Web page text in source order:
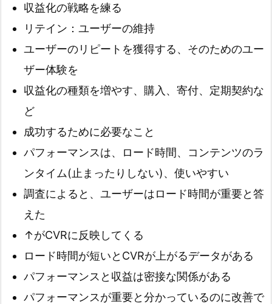
収益化の戦略を練る
リテイン：ユーザーの維持
ユーザーのリピートを獲得する、そのためのユー
ザー体験を
収益化の種類を増やす、購入、寄付、定期契約な
ど
成功するために必要なこと
パフォーマンスは、ロード時間、コンテンツのラ
ンタイム(止まったりしない)、使いやすい
調査によると、ユーザーはロード時間が重要と答
えた
↑がCVRに反映してくる
ロード時間が短いとCVRが上がるデータがある
パフォーマンスと収益は密接な関係がある
パフォーマンスが重要と分かっているのに改善で